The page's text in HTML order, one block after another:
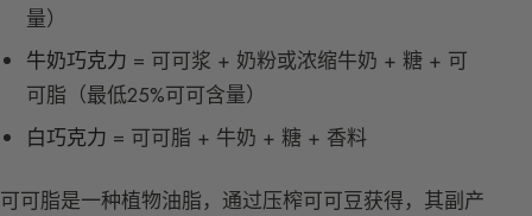
量）
牛奶巧克力 = 可可浆 + 奶粉或浓缩牛奶 + 糖 + 可
可脂（最低25%可可含量）
白巧克力 = 可可脂 + 牛奶 + 糖 + 香料
可可脂是一种植物油脂，通过压榨可可豆获得，其副产